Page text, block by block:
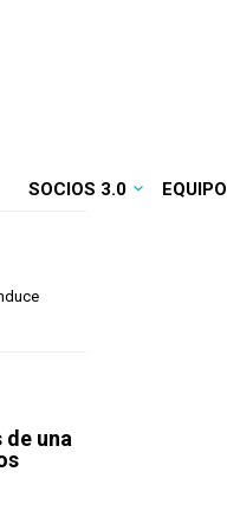
SOCIOS 3.0 EQUIPO
una